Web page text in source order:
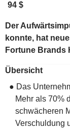
94 $
Der
konnte, hat
Fortune Brands
Übersicht
● Das
Mehr als 70%
schwächeren
Verschuldung